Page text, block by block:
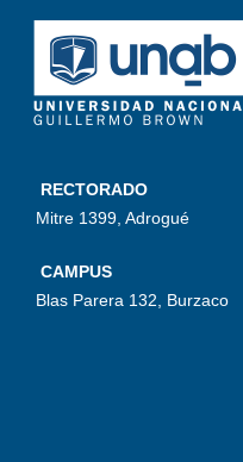
RECTORADO
Mitre 1399, Adrogué
CAMPUS
Blas Parera 132, Burzaco